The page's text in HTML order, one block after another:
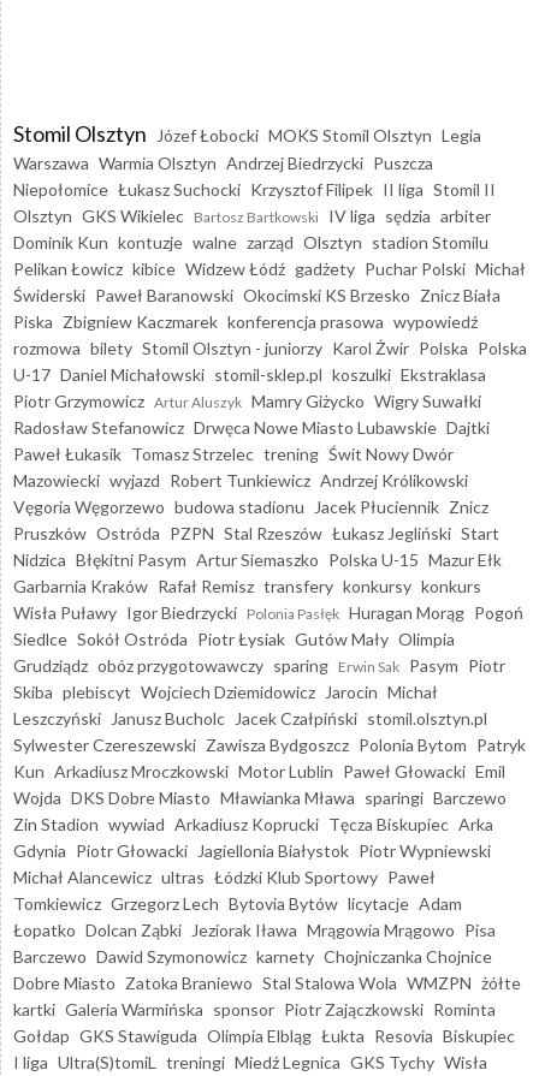
Stomil Olsztyn Józef Łobocki MOKS Stomil Olsztyn Legia
Warszawa Warmia Olsztyn Andrzej Biedrzycki Puszcza
Niepołomice Łukasz Suchocki Krzysztof Filipek II liga Stomil II
Olsztyn GKS Wikielec Bartosz Bartkowski IV liga sędzia arbiter
Dominik Kun kontuzje walne zarząd Olsztyn stadion Stomilu
Pelikan Łowicz kibice Widzew Łódź gadżety Puchar Polski Michał
Świderski Paweł Baranowski Okocimski KS Brzesko Znicz Biała
Piska Zbigniew Kaczmarek konferencja prasowa wypowiedź
rozmowa bilety Stomil Olsztyn - juniorzy Karol Żwir Polska Polska
U-17 Daniel Michałowski stomil-sklep.pl koszulki Ekstraklasa
Piotr Grzymowicz Artur Aluszyk Mamry Giżycko Wigry Suwałki
Radosław Stefanowicz Drwęca Nowe Miasto Lubawskie Dajtki
Paweł Łukasik Tomasz Strzelec trening Świt Nowy Dwór
Mazowiecki wyjazd Robert Tunkiewicz Andrzej Królikowski
Vęgoria Węgorzewo budowa stadionu Jacek Płuciennik Znicz
Pruszków Ostróda PZPN Stal Rzeszów Łukasz Jegliński Start
Nidzica Błękitni Pasym Artur Siemaszko Polska U-15 Mazur Ełk
Garbarnia Kraków Rafał Remisz transfery konkursy konkurs
Wisła Puławy Igor Biedrzycki Polonia Pasłęk Huragan Morąg Pogoń
Siedlce Sokół Ostróda Piotr Łysiak Gutów Mały Olimpia
Grudziądz obóz przygotowawczy sparing Erwin Sak Pasym Piotr
Skiba plebiscyt Wojciech Dziemidowicz Jarocin Michał
Leszczyński
Janusz Bucholc Jacek Czałpiński stomil.olsztyn.pl
Sylwester Czereszewski Zawisza Bydgoszcz Polonia Bytom Patryk
Kun Arkadiusz Mroczkowski Motor Lublin Paweł Głowacki Emil
Wojda DKS Dobre Miasto Mławianka Mława sparingi Barczewo
Zin Stadion wywiad Arkadiusz Koprucki Tęcza Biskupiec Arka
Gdynia Piotr Głowacki Jagiellonia Białystok Piotr Wypniewski
Michał Alancewicz ultras Łódzki Klub Sportowy Paweł
Tomkiewicz Grzegorz Lech Bytovia Bytów licytacje Adam
Łopatko Dolcan Ząbki Jeziorak Iława Mrągowia Mrągowo Pisa
Barczewo Dawid Szymonowicz karnety Chojniczanka Chojnice
Dobre Miasto Zatoka Braniewo Stal Stalowa Wola WMZPN żółte
kartki Galeria Warmińska sponsor Piotr Zajączkowski Rominta
Gołdap GKS Stawiguda Olimpia Elbląg Łukta Resovia Biskupiec
I liga Ultra(S)tomiL treningi Miedź Legnica GKS Tychy Wisła